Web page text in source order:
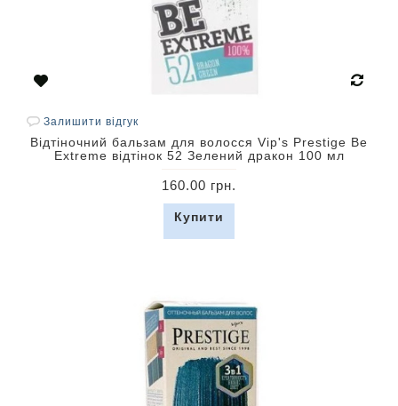
Залишити відгук
Відтіночний бальзам для волосся Vip's Prestige Be
Extreme відтінок 52 Зелений дракон 100 мл
160.00 грн.
Купити